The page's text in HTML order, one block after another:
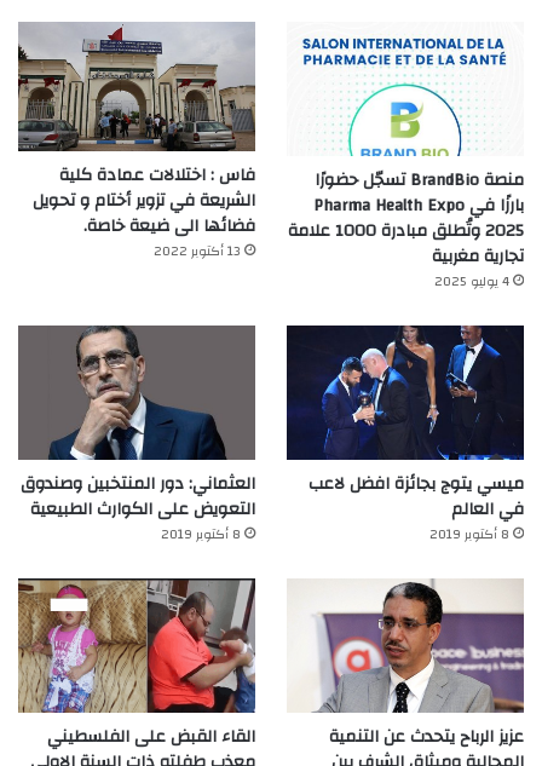
منصة BrandBio تسجّل حضورًا
بارزًا في Pharma Health Expo
2025 وتُطلق مبادرة 1000 علامة
تجارية مغربية
4 يوليو 2025
فاس : اختلالات عمادة كلية
الشريعة في تزوير أختام و تحويل
فضائها الى ضيعة خاصة.
13 أكتوبر 2022
ميسي يتوج بجائزة افضل لاعب
في العالم‎
8 أكتوبر 2019
العثماني: دور المنتخبين وصندوق
التعويض على الكوارث الطبيعية
8 أكتوبر 2019
عزيز الرباح يتحدث عن التنمية
القاء القبض على الفلسطيني